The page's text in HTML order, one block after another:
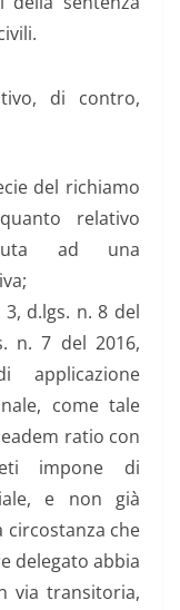
di contro,
del richiamo
relativo
ad una
3, d.lgs. n. 8 del
n. 7 del 2016,
come tale
ratio con
impone di
e non già
circostanza che
delegato abbia
via transitoria,